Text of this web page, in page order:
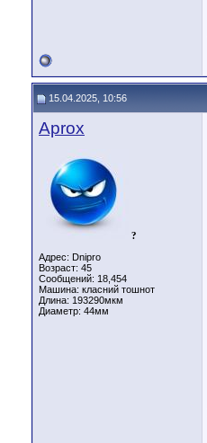
15.04.2025, 10:56
Aprox
?
Адрес: Dnipro
Возраст: 45
Сообщений: 18,454
Машина: класний тошнот
Длина: 193290мкм
Диаметр: 44мм